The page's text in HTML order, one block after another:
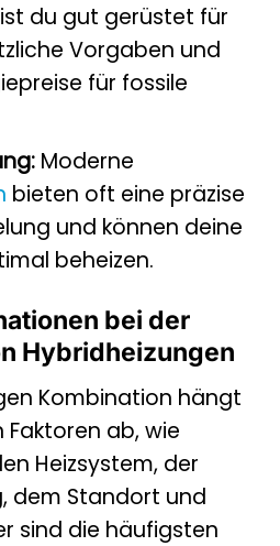
du gut gerüstet für
Vorgaben und
für fossile
Moderne
bieten oft eine präzise
und können deine
beheizen.
bei der
Hybridheizungen
Kombination hängt
ab, wie
Heizsystem, der
dem Standort und
sind die häufigsten